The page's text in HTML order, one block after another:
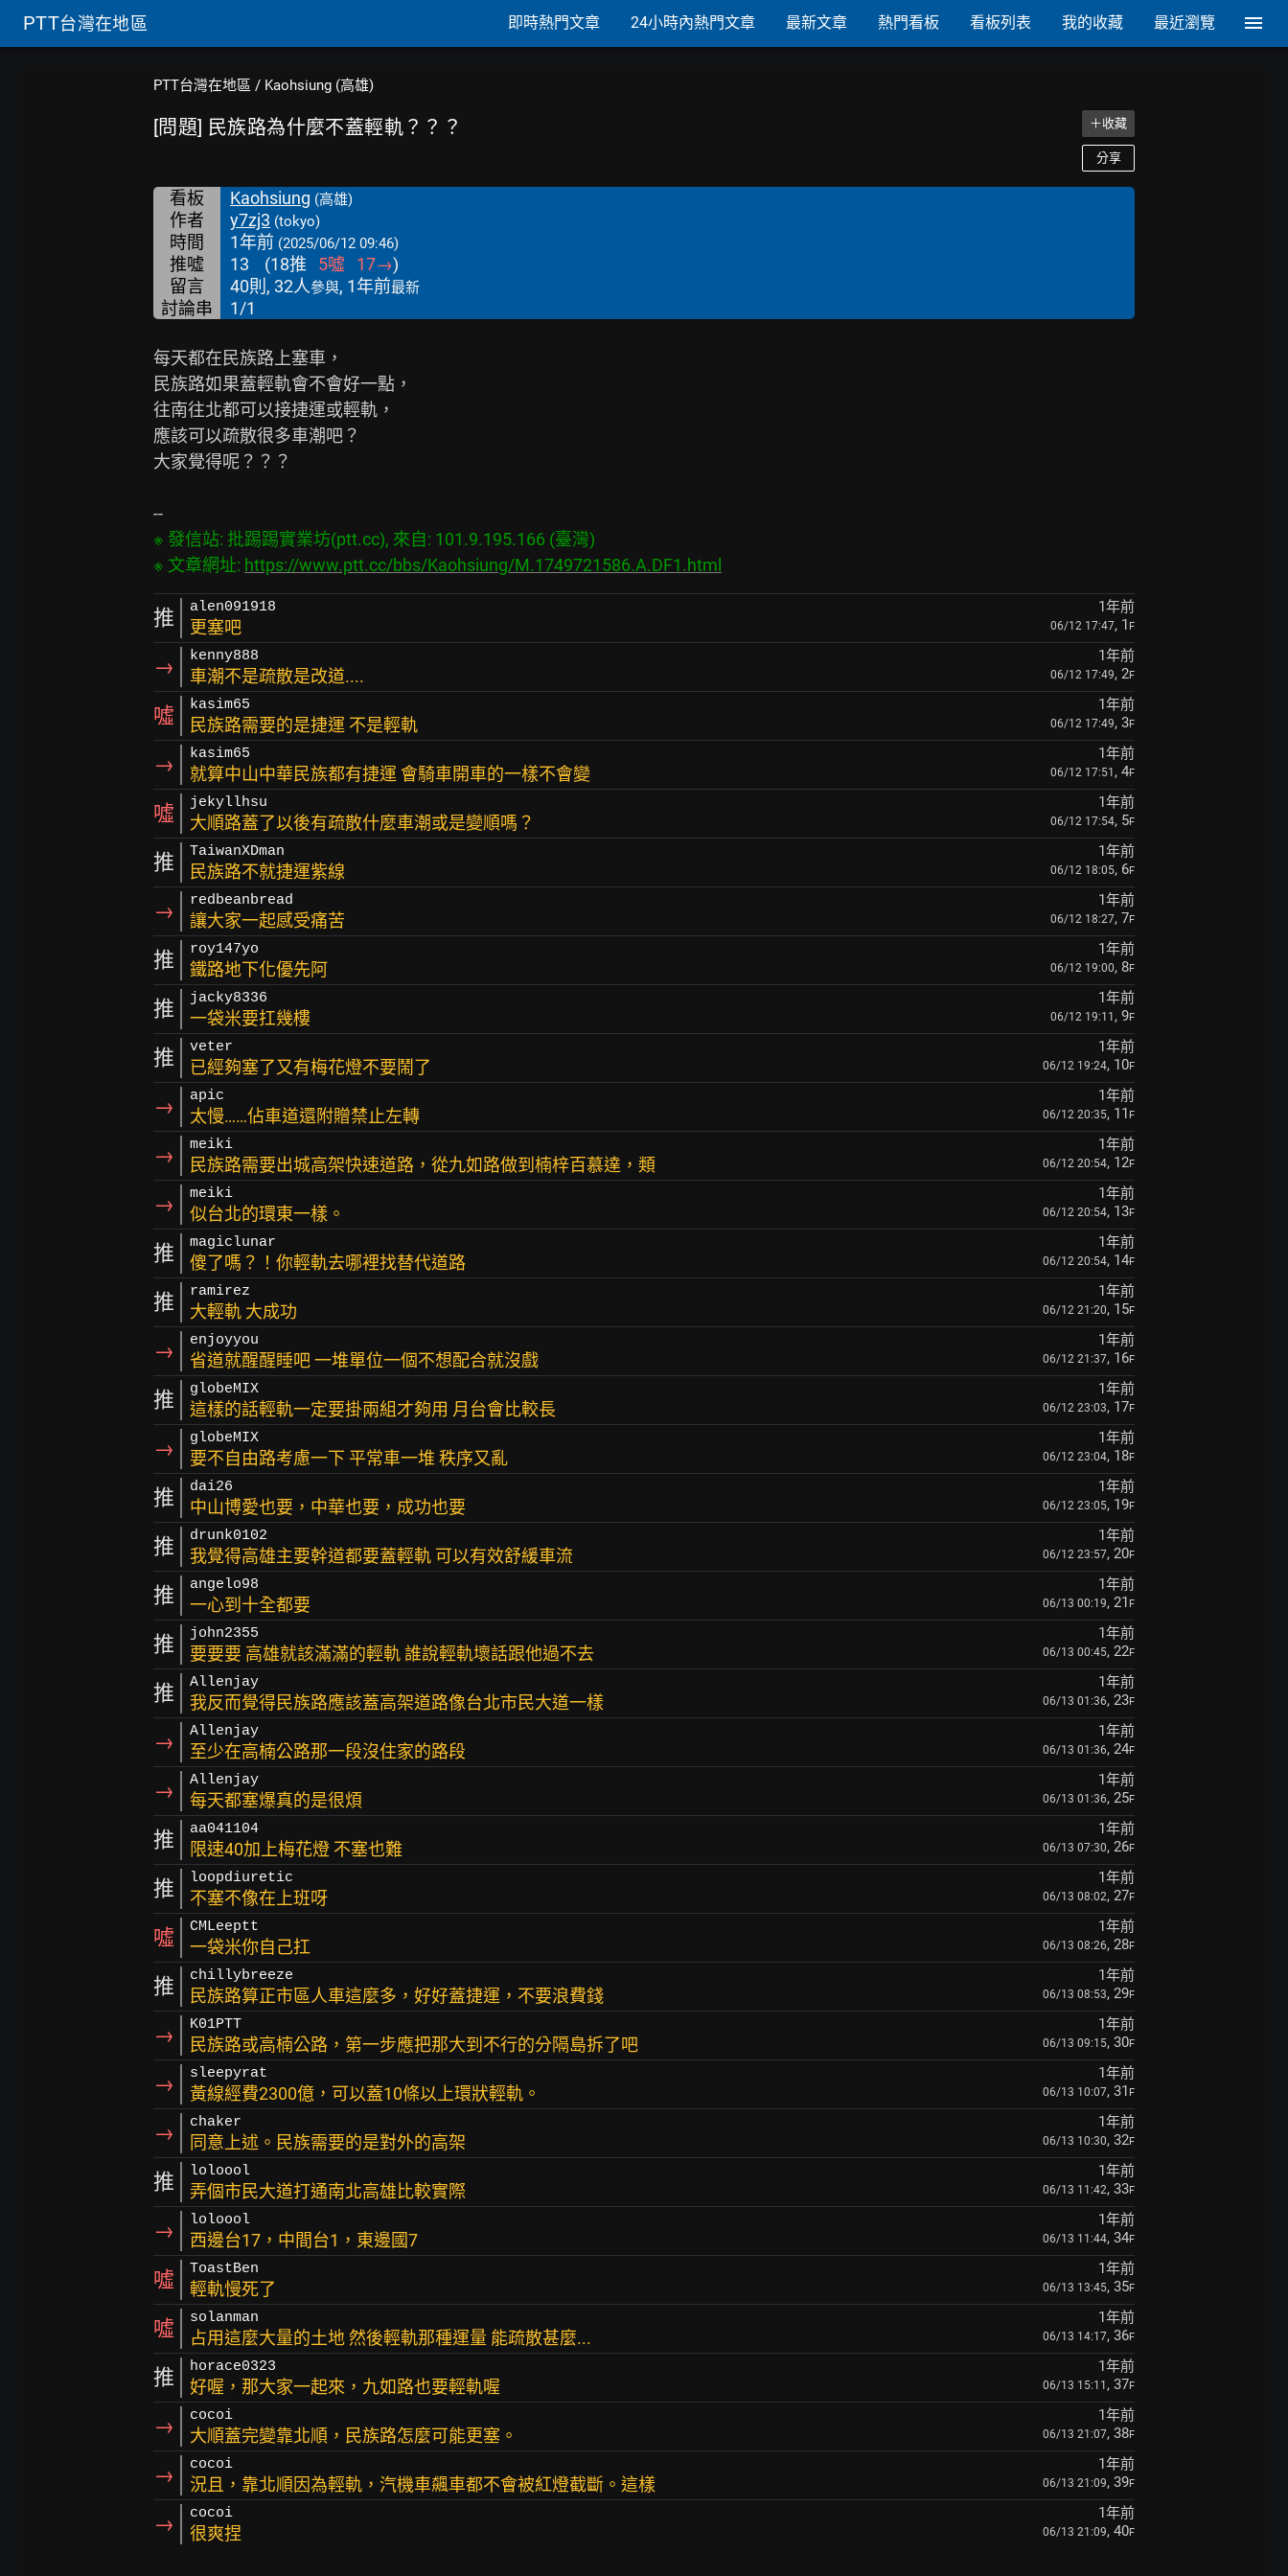
PTT台灣在地區 即時熱門文章 24小時內熱門文章 最新文章 熱門看板 看板列表 我的收藏 最近瀏覽
PTT台灣在地區 / Kaohsiung (高雄)
[問題] 民族路為什麼不蓋輕軌？？？ ＋收藏
分享
看板 Kaohsiung (高雄)
作者 y7zj3 (tokyo)
時間 1年前 (2025/06/12 09:46)
推噓 13 (18推 5噓 17→)
留言
40則, 32人參與, 1年前最新
討論串 1/1
每天都在民族路上塞車，
民族路如果蓋輕軌會不會好一點，
往南往北都可以接捷運或輕軌，
應該可以疏散很多車潮吧？
大家覺得呢？？？
※ 發信站: 批踢踢實業坊(ptt.cc), 來自: 101.9.195.166 (臺灣)
※ 文章網址: https://www.ptt.cc/bbs/Kaohsiung/M.1749721586.A.DF1.html
推 alen091918 1年前
更塞吧 06/12 17:47, 1 F
→ kenny888 1年前
車潮不是疏散是改道.... 06/12 17:49, 2F
噓 kasim65 1年前
民族路需要的是捷運 不是輕軌 06/12 17:49, 3F
→ kasim65 1年前
就算中山中華民族都有捷運 會騎車開車的一樣不會變 06/12 17:51 , 4F
噓 jekyllhsu 1年前
大順路蓋了以後有疏散什麼車潮或是變順嗎？ 06/12 17:54, 5F
推 TaiwanXDman 1年前
民族路不就捷運紫線 06/12 18:05, 6F
→ redbeanbread 1年前
讓大家一起感受痛苦 06/12 18:27, 7F
推 roy147yo 1年前
鐵路地下化優先阿 06/12 19:00, 8F
推 jacky8336 1年前
一袋米要扛幾樓 06/12 19:11 , 9F
推 veter 1年前
已經夠塞了又有梅花燈不要鬧了 06/12 19:24, 10F
→ apic 1年前
太慢……佔車道還附贈禁止左轉 06/12 20:35, 11 F
→ meiki 1年前
民族路需要出城高架快速道路，從九如路做到楠梓百慕達，類 06/12 20:54, 12F
→ meiki 1年前
似台北的環東一樣。 06/12 20:54, 13F
推 magiclunar 1年前
傻了嗎？！你輕軌去哪裡找替代道路 06/12 20:54, 14F
推 ramirez 1年前
大輕軌 大成功 06/12 21:20, 15F
→ enjoyyou 1年前
省道就醒醒睡吧 一堆單位一個不想配合就沒戲 06/12 21:37, 16F
推 globeMIX 1年前
這樣的話輕軌一定要掛兩組才夠用 月台會比較長 06/12 23:03, 17F
→ globeMIX 1年前
要不自由路考慮一下 平常車一堆 秩序又亂 06/12 23:04, 18F
推 dai26 1年前
中山博愛也要，中華也要，成功也要 06/12 23:05, 19F
推 drunk0102 1年前
我覺得高雄主要幹道都要蓋輕軌 可以有效舒緩車流 06/12 23:57, 20F
推 angelo98 1年前
一心到十全都要 06/13 00:19, 21 F
推 john2355 1年前
要要要 高雄就該滿滿的輕軌 誰說輕軌壞話跟他過不去 06/13 00:45, 22F
推 Allenjay 1年前
我反而覺得民族路應該蓋高架道路像台北市民大道一樣 06/13 01:36, 23F
→ Allenjay 1年前
至少在高楠公路那一段沒住家的路段 06/13 01:36, 24F
→ Allenjay 1年前
每天都塞爆真的是很煩 06/13 01:36, 25F
推 aa041104 1年前
限速40加上梅花燈 不塞也難 06/13 07:30, 26F
推 loopdiuretic 1年前
不塞不像在上班呀 06/13 08:02, 27F
噓 CMLeeptt 1年前
一袋米你自己扛 06/13 08:26, 28F
推 chillybreeze 1年前
民族路算正市區人車這麼多，好好蓋捷運，不要浪費錢 06/13 08:53, 29F
→ K01PTT 1年前
民族路或高楠公路，第一步應把那大到不行的分隔島拆了吧 06/13 09:15, 30F
→ sleepyrat 1年前
黃線經費2300億，可以蓋10條以上環狀輕軌。 06/13 10:07, 31 F
→ chaker 1年前
同意上述。民族需要的是對外的高架 06/13 10:30, 32F
推 loloool 1年前
弄個市民大道打通南北高雄比較實際 06/13 11:42, 33F
→ loloool 1年前
西邊台17，中間台1，東邊國7 06/13 11:44, 34F
噓 ToastBen 1年前
輕軌慢死了 06/13 13:45, 35F
噓 solanman 1年前
占用這麼大量的土地 然後輕軌那種運量 能疏散甚麼... 06/13 14:17, 36F
推 horace0323 1年前
好喔，那大家一起來，九如路也要輕軌喔 06/13 15:11 , 37F
→ cocoi 1年前
大順蓋完變靠北順，民族路怎麼可能更塞。 06/13 21:07, 38F
→ cocoi 1年前
況且，靠北順因為輕軌，汽機車飆車都不會被紅燈截斷。這樣 06/13 21:09, 39F
→ cocoi 1年前
很爽捏 06/13 21:09, 40F